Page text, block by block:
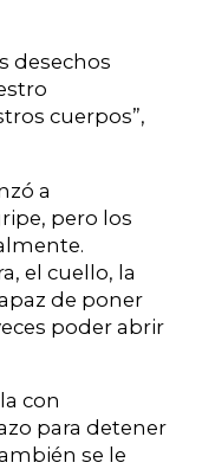
desechos
cuerpos”,
a
pero los
el cuello, la
de poner
poder abrir
con
para detener
se le